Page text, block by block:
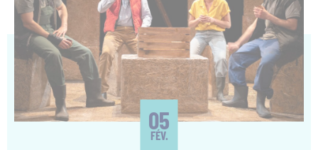
05
FÉV.